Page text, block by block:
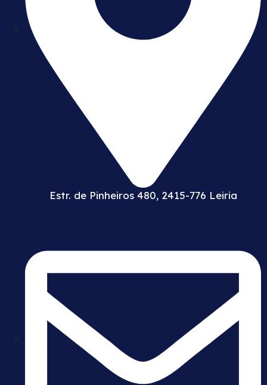
Estr. de Pinheiros 480, 2415-776 Leiria